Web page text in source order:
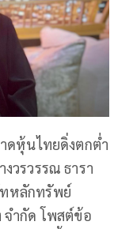
ดหุ้นไทยดิ่งตกต่ำ
วรวรรณ ธารา
หลักทรัพย์
จำกัด โพสต์ข้อ